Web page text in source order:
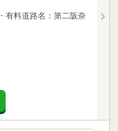
有料道路名：第二阪奈